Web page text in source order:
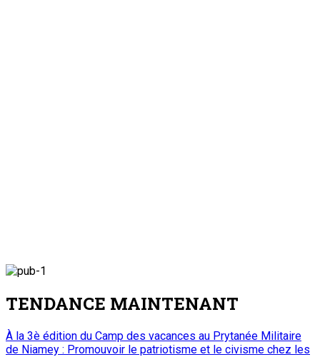
TENDANCE MAINTENANT
À la 3è édition du Camp des vacances au Prytanée Militaire
de Niamey : Promouvoir le patriotisme et le civisme chez les